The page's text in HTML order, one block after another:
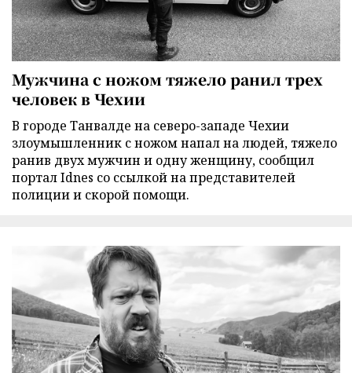
Мужчина с ножом тяжело ранил трех
человек в Чехии
В городе Танвалде на северо-западе Чехии
злоумышленник с ножом напал на людей, тяжело
ранив двух мужчин и одну женщину, сообщил
портал Idnes со ссылкой на представителей
полиции и скорой помощи.